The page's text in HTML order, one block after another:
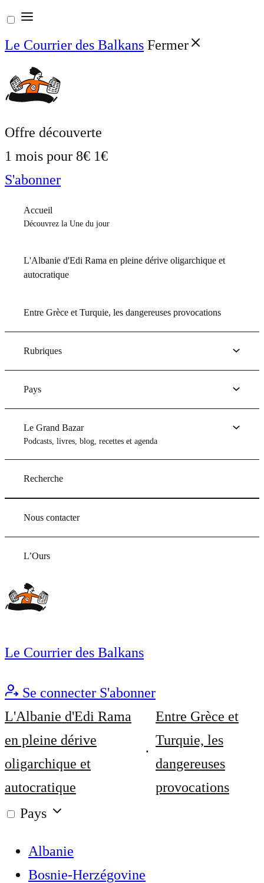
Aller
au
contenu
Le Courrier des Balkans Fermer
Offre découverte
1 mois pour 8€ 1€
S'abonner
Accueil
Découvrez la Une du jour
L'Albanie d'Edi Rama en pleine dérive oligarchique et
autocratique
Entre Grèce et Turquie, les dangereuses provocations
Rubriques
Pays
Le Grand Bazar
Podcasts, livres, blog, recettes et agenda
Recherche
Nous contacter
L’Ours
Le Courrier des Balkans
Se connecter S'abonner
L'Albanie d'Edi Rama
en pleine dérive
oligarchique et
autocratique
Entre Grèce et
Turquie, les
dangereuses
provocations
Pays
Albanie
Bosnie-Herzégovine